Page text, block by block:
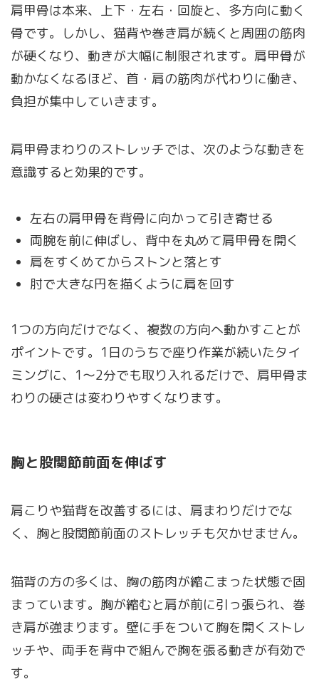
肩甲骨は本来、上下・左右・回旋と、多方向に動く
骨です。しかし、猫背や巻き肩が続くと周囲の筋肉
が硬くなり、動きが大幅に制限されます。肩甲骨が
動かなくなるほど、首・肩の筋肉が代わりに働き、
負担が集中していきます。
肩甲骨まわりのストレッチでは、次のような動きを
意識すると効果的です。
左右の肩甲骨を背骨に向かって引き寄せる
両腕を前に伸ばし、背中を丸めて肩甲骨を開く
肩をすくめてからストンと落とす
肘で大きな円を描くように肩を回す
1つの方向だけでなく、複数の方向へ動かすことが
ポイントです。1日のうちで座り作業が続いたタイ
ミングに、1〜2分でも取り入れるだけで、肩甲骨ま
わりの硬さは変わりやすくなります。
胸と股関節前面を伸ばす
肩こりや猫背を改善するには、肩まわりだけでな
く、胸と股関節前面のストレッチも欠かせません。
猫背の方の多くは、胸の筋肉が縮こまった状態で固
まっています。胸が縮むと肩が前に引っ張られ、巻
き肩が強まります。壁に手をついて胸を開くストレ
ッチや、両手を背中で組んで胸を張る動きが有効で
す。